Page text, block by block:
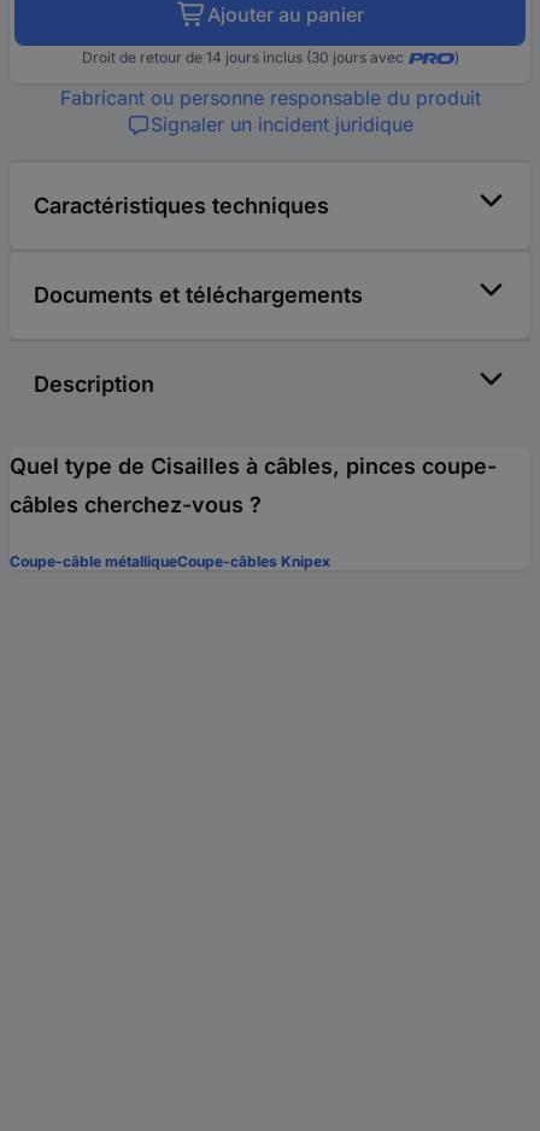
Ajouter au panier
Droit de retour de 14 jours inclus (30 jours avec )
Fabricant ou personne responsable du produit
Signaler un incident juridique
Caractéristiques techniques
Documents et téléchargements
Description
Quel type de Cisailles à câbles, pinces coupe-
câbles cherchez-vous ?
Coupe-câble métalliqueCoupe-câbles Knipex